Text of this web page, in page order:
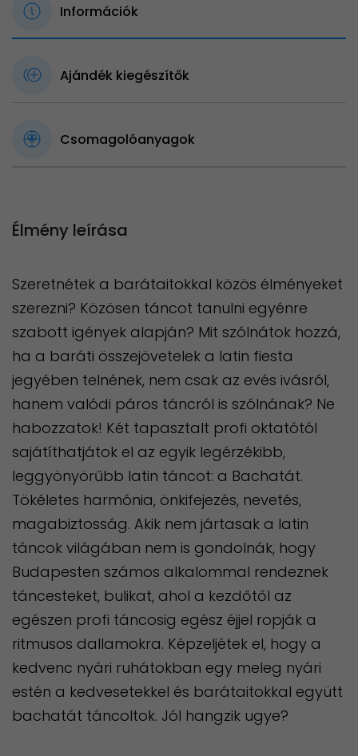
Információk
Ajándék kiegészítők
Csomagolóanyagok
Élmény leírása
Szeretnétek a barátaitokkal közös élményeket
szerezni? Közösen táncot tanulni egyénre
szabott igények alapján? Mit szólnátok hozzá,
ha a baráti összejövetelek a latin fiesta
jegyében telnének, nem csak az evés ivásról,
hanem valódi páros táncról is szólnának? Ne
habozzatok! Két tapasztalt profi oktatótól
sajátíthatjátok el az egyik legérzékibb,
leggyönyörűbb latin táncot: a Bachatát.
Tökéletes harmónia, önkifejezés, nevetés,
magabiztosság. Akik nem jártasak a latin
táncok világában nem is gondolnák, hogy
Budapesten számos alkalommal rendeznek
táncesteket, bulikat, ahol a kezdőtől az
egészen profi táncosig egész éjjel ropják a
ritmusos dallamokra. Képzeljétek el, hogy a
kedvenc nyári ruhátokban egy meleg nyári
estén a kedvesetekkel és barátaitokkal együtt
bachatát táncoltok. Jól hangzik ugye?